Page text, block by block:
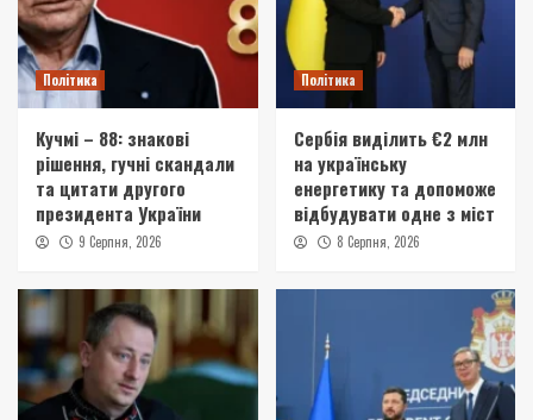
Політика
Кучмі – 88: знакові
рішення, гучні скандали
та цитати другого
президента України
9 Серпня, 2026
Політика
Сербія виділить €2 млн
на українську
енергетику та допоможе
відбудувати одне з міст
8 Серпня, 2026